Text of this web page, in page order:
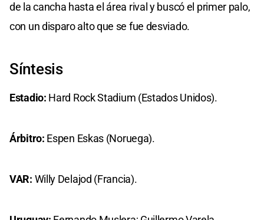
de la cancha hasta el área rival y buscó el primer palo,
con un disparo alto que se fue desviado.
Síntesis
Estadio: Hard Rock Stadium (Estados Unidos).
Árbitro: Espen Eskas (Noruega).
VAR: Willy Delajod (Francia).